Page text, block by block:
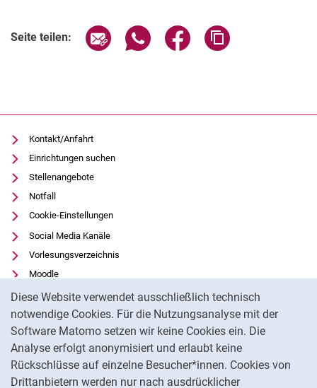
Diese Website verwendet ausschließlich technisch
notwendige Cookies. Für die Nutzungsanalyse mit der
Software Matomo setzen wir keine Cookies ein. Die
Analyse erfolgt anonymisiert und erlaubt keine
Rückschlüsse auf einzelne Besucher*innen. Cookies von
Drittanbietern werden nur nach ausdrücklicher
Seite teilen: Seite über E-Mail teilen
Seite über WhatsApp teilen
Seite über Facebook
Kontakt/Anfahrt
Einrichtungen suchen
Stellenangebote
Notfall
Cookie-Einstellungen
Social Media Kanäle
Vorlesungsverzeichnis
Moodle
Panopto
Universitätsbibliothek
Datenschutz
Barrierefreiheit
Transparenter KI-Einsatz